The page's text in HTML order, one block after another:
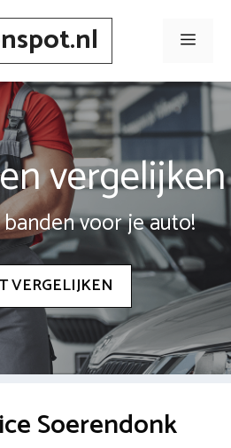
Menu
vergelijken
voor je auto!
VERGELIJKEN
Soerendonk